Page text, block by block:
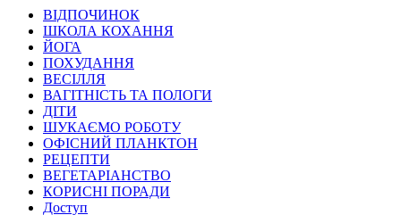
ВІДПОЧИНОК
ШКОЛА КОХАННЯ
ЙОГА
ПОХУДАННЯ
ВЕСІЛЛЯ
ВАГІТНІСТЬ ТА ПОЛОГИ
ДІТИ
ШУКАЄМО РОБОТУ
ОФІСНИЙ ПЛАНКТОН
РЕЦЕПТИ
ВЕГЕТАРІАНСТВО
КОРИСНІ ПОРАДИ
Доступ